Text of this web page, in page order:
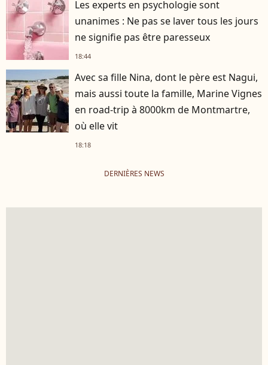
Les experts en psychologie sont
unanimes : Ne pas se laver tous les jours
ne signifie pas être paresseux
18:44
Avec sa fille Nina, dont le père est Nagui,
mais aussi toute la famille, Marine Vignes
en road-trip à 8000km de Montmartre,
où elle vit
18:18
DERNIÈRES NEWS